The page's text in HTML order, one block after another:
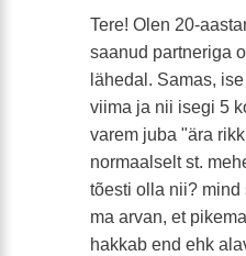
Tere! Olen 20-
saanud partneriga
lähedal. Samas,
viima ja nii isegi 5
varem juba "ära
normaalselt st.
tõesti olla nii? mind
ma arvan, et
hakkab end ehk